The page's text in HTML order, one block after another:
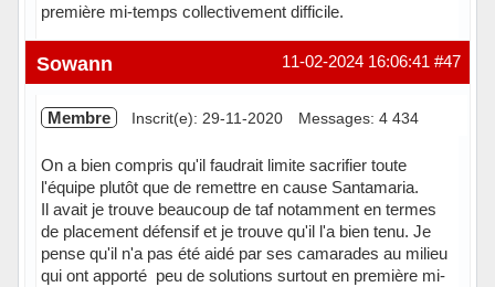
première mi-temps collectivement difficile.
#47
11-02-2024 16:06:41
Sowann
Membre Inscrit(e): 29-11-2020 Messages: 4 434
On a bien compris qu'il faudrait limite sacrifier toute
l'équipe plutôt que de remettre en cause Santamaria.
Il avait je trouve beaucoup de taf notamment en termes
de placement défensif et je trouve qu'il l'a bien tenu. Je
pense qu'il n'a pas été aidé par ses camarades au milieu
qui ont apporté peu de solutions surtout en première mi-